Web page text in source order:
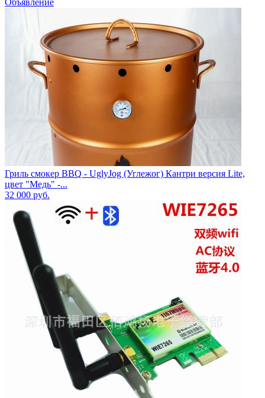
Гриль смокер BBQ - UglyJog (Углежог) Кантри версия Lite,
цвет "Медь" -...
32 000 руб.